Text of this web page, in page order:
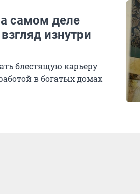
самом деле
изнутри
блестящую карьеру
в богатых домах